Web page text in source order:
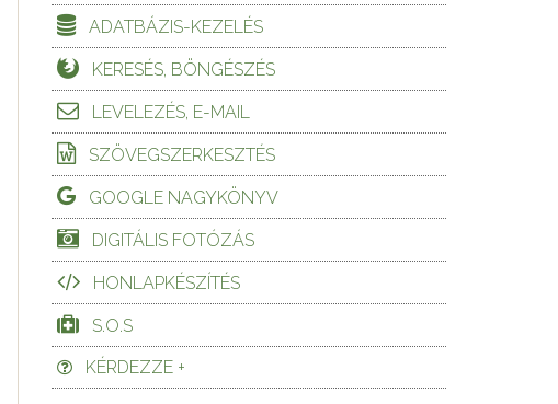
ADATBÁZIS-KEZELÉS
KERESÉS, BÖNGÉSZÉS
LEVELEZÉS, E-MAIL
SZÖVEGSZERKESZTÉS
GOOGLE NAGYKÖNYV
DIGITÁLIS FOTÓZÁS
HONLAPKÉSZÍTÉS
S.O.S
KÉRDEZZE +